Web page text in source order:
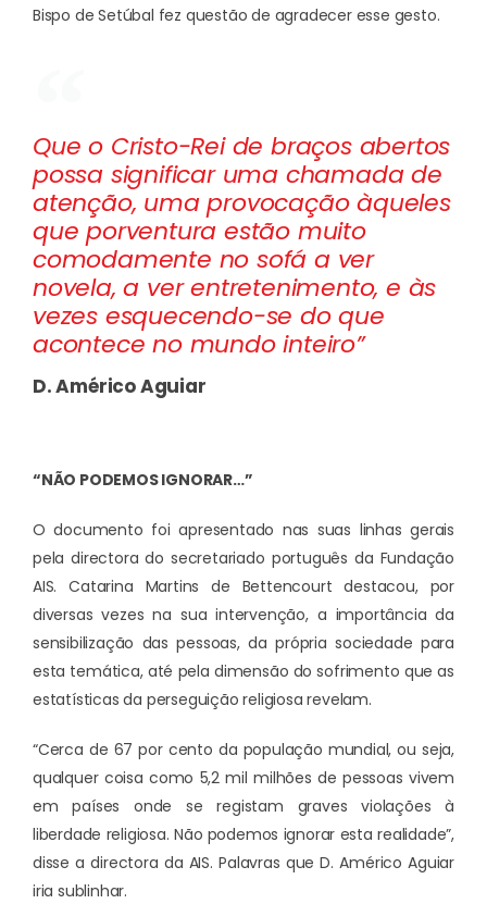
Bispo de Setúbal fez questão de agradecer esse gesto.
Que o Cristo-Rei de braços abertos
possa significar uma chamada de
atenção, uma provocação àqueles
que porventura estão muito
comodamente no sofá a ver
novela, a ver entretenimento, e às
vezes esquecendo-se do que
acontece no mundo inteiro”
D. Américo Aguiar
“NÃO PODEMOS IGNORAR…”
O documento foi apresentado nas suas linhas gerais
pela directora do secretariado português da Fundação
AIS. Catarina Martins de Bettencourt destacou, por
diversas vezes na sua intervenção, a importância da
sensibilização das pessoas, da própria sociedade para
esta temática, até pela dimensão do sofrimento que as
estatísticas da perseguição religiosa revelam.
“Cerca de 67 por cento da população mundial, ou seja,
qualquer coisa como 5,2 mil milhões de pessoas vivem
em países onde se registam graves violações à
liberdade religiosa. Não podemos ignorar esta realidade”,
disse a directora da AIS. Palavras que D. Américo Aguiar
iria sublinhar.